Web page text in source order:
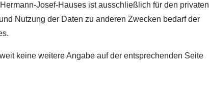
Josef-Hauses ist ausschließlich für den privaten
Nutzung der Daten zu anderen Zwecken bedarf der
keine weitere Angabe auf der entsprechenden Seite